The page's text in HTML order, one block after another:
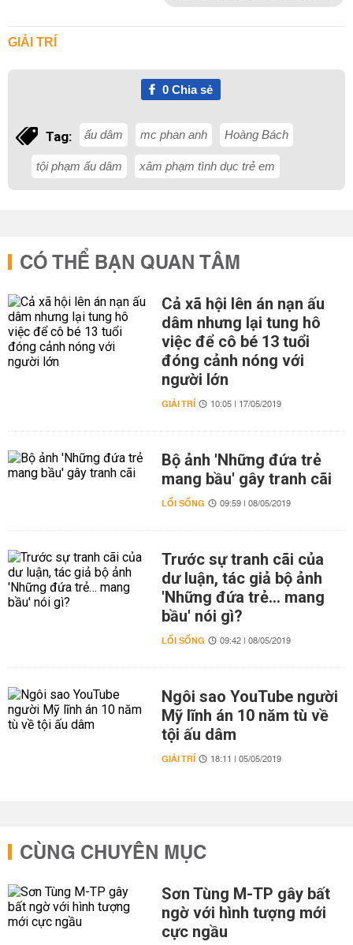
GIẢI TRÍ
0Chia sẻ
Tag: ấu dâm mc phan anh Hoàng Bách
tội phạm ấu dâm xâm phạm tình dục trẻ em
CÓ THỂ BẠN QUAN TÂM
Cả xã hội lên án nạn ấu
dâm nhưng lại tung hô
việc để cô bé 13 tuổi
đóng cảnh nóng với
người lớn
GIẢI TRÍ 10:05 | 17/05/2019
Bộ ảnh 'Những đứa trẻ
mang bầu' gây tranh cãi
LỐI SỐNG 09:59 | 08/05/2019
Trước sự tranh cãi của
dư luận, tác giả bộ ảnh
'Những đứa trẻ… mang
bầu' nói gì?
LỐI SỐNG 09:42 | 08/05/2019
Ngôi sao YouTube người
Mỹ lĩnh án 10 năm tù về
tội ấu dâm
GIẢI TRÍ 18:11 | 05/05/2019
CÙNG CHUYÊN MỤC
Sơn Tùng M-TP gây bất
ngờ với hình tượng mới
cực ngầu